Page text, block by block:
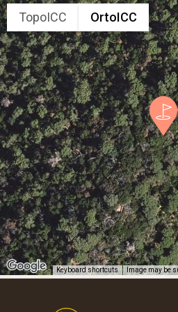
TopoICC OrtoICC
Keyboard shortcuts Image may be